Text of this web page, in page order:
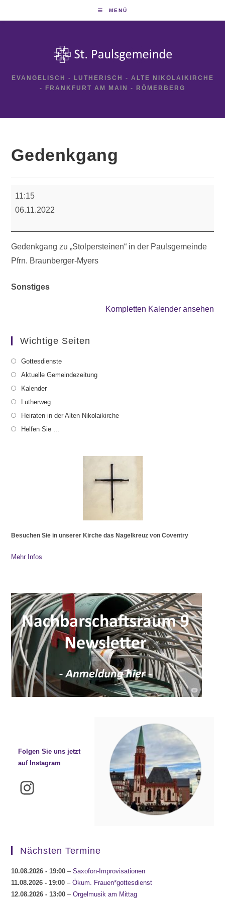
MENÜ
EVANGELISCH - LUTHERISCH - ALTE NIKOLAIKIRCHE
- FRANKFURT AM MAIN - RÖMERBERG
Gedenkgang
11:15
06.11.2022
Gedenkgang zu „Stolpersteinen“ in der Paulsgemeinde
Pfrn. Braunberger-Myers
Sonstiges
Kompletten Kalender ansehen
Wichtige Seiten
Gottesdienste
Aktuelle Gemeindezeitung
Kalender
Lutherweg
Heiraten in der Alten Nikolaikirche
Helfen Sie ...
Besuchen Sie in unserer Kirche das Nagelkreuz von Coventry
Mehr Infos
Folgen Sie uns jetzt
auf Instagram
Instagram
Nächsten Termine
10.08.2026 - 19:00 –Saxofon-Improvisationen
11.08.2026 - 19:00 –Ökum. Frauen*gottesdienst
12.08.2026 - 13:00 –Orgelmusik am Mittag